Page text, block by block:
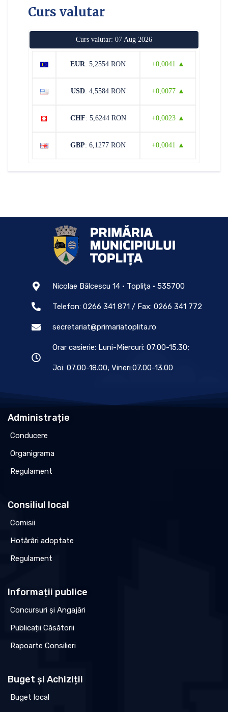
Curs valutar
Curs valutar: 07 Aug 2026
EUR: 5,2554 RON +0,0041 ▲
USD: 4,5584 RON +0,0077 ▲
CHF: 5,6244 RON +0,0023 ▲
GBP: 6,1277 RON +0,0041 ▲
Nicolae Bălcescu 14 • Toplița • 535700
Telefon: 0266 341 871 / Fax: 0266 341 772
secretariat@primariatoplita.ro
Orar casierie: Luni-Miercuri: 07.00-15.30;
Joi: 07.00-18.00; Vineri:07.00-13.00
Administrație
Conducere
Organigrama
Regulament
Consiliul local
Comisii
Hotărâri adoptate
Regulament
Informații publice
Concursuri și Angajări
Publicații Căsătorii
Rapoarte Consilieri
Buget și Achiziții
Buget local